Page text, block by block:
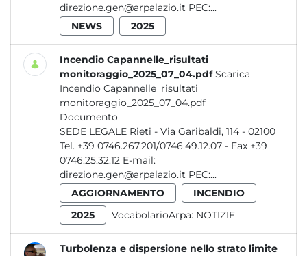
direzione.gen@arpalazio.it PEC:...
NEWS
2025
Incendio Capannelle_risultati
monitoraggio_2025_07_04.pdf Scarica
Incendio Capannelle_risultati
monitoraggio_2025_07_04.pdf
Documento
SEDE LEGALE Rieti - Via Garibaldi, 114 - 02100
Tel. +39 0746.267.201/0746.49.12.07 - Fax +39
0746.25.32.12 E-mail:
direzione.gen@arpalazio.it PEC:...
AGGIORNAMENTO
INCENDIO
2025
VocabolarioArpa: NOTIZIE
Turbolenza e dispersione nello strato limite